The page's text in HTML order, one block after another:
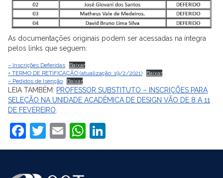
As documentações originais podem ser acessadas na íntegra
pelos links que seguem:
– Inscrições Deferidas
Baixar
+ TERMO DE RETIFICAÇÃO (atualização: 19/2/2021)
Baixar
– Pedidos de Isenção
Baixar
LEIA TAMBÉM: PROFESSOR SUBSTITUTO – INSCRIÇÕES PARA
SELEÇÃO NA UNIDADE ACADÊMICA DE DESIGN VÃO DE 8 A 11
DE FEVEREIRO
Facebook
Twitter
EmailWhatsApp